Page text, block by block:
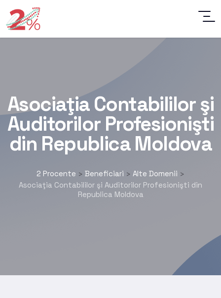
Asociaţia Contabililor şi
Auditorilor Profesionişti
din Republica Moldova
2 Procente > Beneficiari > Alte Domenii >
Asociaţia Contabililor şi Auditorilor Profesionişti din
Republica Moldova